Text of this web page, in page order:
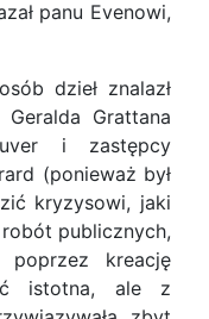
panu Evenowi,
dzieł znalazł
Grattana
i zastępcy
(ponieważ był
kryzysowi, jaki
publicznych,
poprzez kreację
istotna, ale z